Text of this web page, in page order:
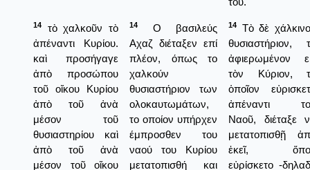
14
τὸ χαλκοῦν τὸ
ἀπέναντι Κυρίου.
καὶ προσήγαγε
ἀπὸ προσώπου
τοῦ οἴκου Κυρίου
ἀπὸ τοῦ ἀνὰ
μέσον τοῦ
θυσιαστηρίου καὶ
ἀπὸ τοῦ ἀνὰ
μέσον τοῦ οἴκου
14
Ο βασιλεύς
Αχαζ διέταξεν επί
πλέον, όπως το
χαλκούν
θυσιαστήριον των
ολοκαυτωμάτων,
το οποίον υπήρχεν
έμπροσθεν του
ναού του Κυρίου
μετατοπισθή και
14
Τὸ δὲ
θυσιαστήριον,
ἀφιερωμένον
τὸν Κύριον,
ὁποῖον
ἀπέναντι
Ναοῦ, διέταξε
μετατοπισθῇ
ἐκεῖ,
εὐρίσκετο -